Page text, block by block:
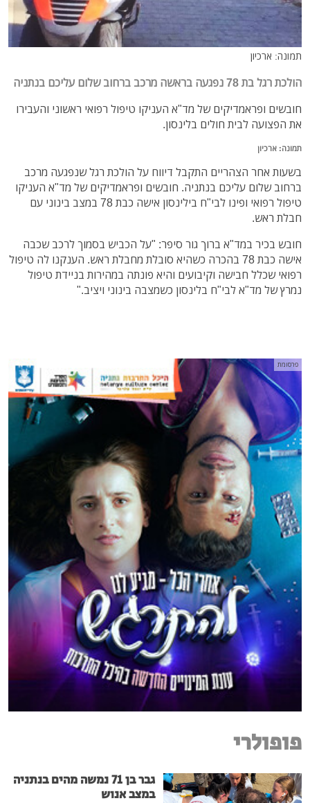
תמונה: ארכיון
הולכת רגל בת 78 נפגעה בראשה מרכב ברחוב שלום עליכם בנתניה
חובשים ופראמדיקים של מד"א העניקו טיפול רפואי ראשוני והעבירו
את הפצועה לבית חולים בלינסון.
תמונה: ארכיון
בשעות אחר הצהריים התקבל דיווח על הולכת רגל שנפגעה מרכב
ברחוב שלום עליכם בנתניה. חובשים ופראמדיקים של מד"א העניקו
טיפול רפואי ופינו לבי"ח בילינסון אישה כבת 78 במצב בינוני עם
חבלת ראש.
חובש בכיר במד"א ברוך גור סיפר: "על הכביש בסמוך לרכב שכבה
אישה כבת 78 בהכרה כשהיא סובלת מחבלת ראש. הענקנו לה טיפול
רפואי שכלל חבישה וקיבועים והיא פונתה במהירות בניידת טיפול
נמרץ של מד"א לבי"ח בלינסון כשמצבה בינוני ויציב."
פרסומת
פופולרי
גבר בן 71 נמשה מהים בנתניה
במצב אנוש